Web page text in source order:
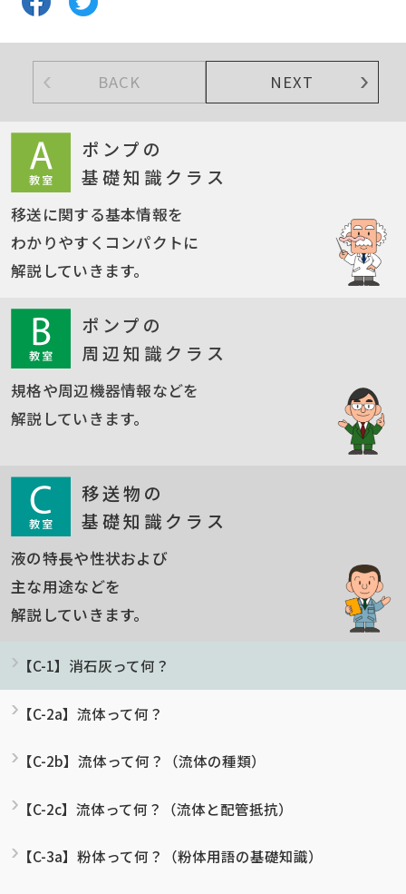
BACK NEXT
ポンプの
基礎知識クラス
移送に関する基本情報を
わかりやすくコンパクトに
解説していきます。
ポンプの
周辺知識クラス
規格や周辺機器情報などを
解説していきます。
移送物の
基礎知識クラス
液の特長や性状および
主な用途などを
解説していきます。
【C-1】消石灰って何？
【C-2a】流体って何？
【C-2b】流体って何？（流体の種類）
【C-2c】流体って何？（流体と配管抵抗）
【C-3a】粉体って何？（粉体用語の基礎知識）